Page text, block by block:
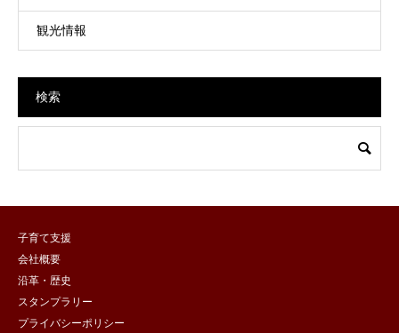
観光情報
検索
子育て支援
会社概要
沿革・歴史
スタンプラリー
プライバシーポリシー